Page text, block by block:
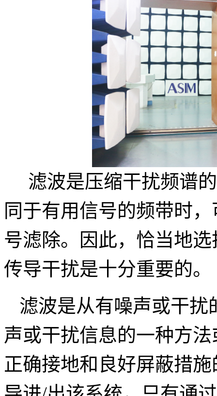
滤波是压缩干扰频谱
同于有用信号的频带时
号滤除。因此，恰当地
传导干扰是十分重要的。
滤波是从有噪声或干扰
声或干扰信息的一种方
正确接地和良好屏蔽措